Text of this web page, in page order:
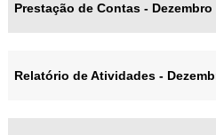
Prestação de Contas - Dezembro
Relatório de Atividades -